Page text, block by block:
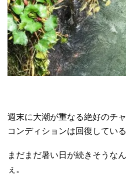
週末に大潮が重なる絶好のチ
コンディションは回復してい
まだまだ暑い日が続きそうな
ぇ。